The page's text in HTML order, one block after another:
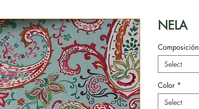
NELA
Composición
Select
Color *
Select